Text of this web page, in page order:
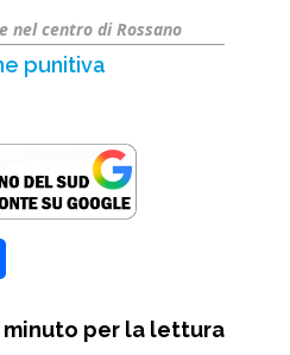
nel centro di Rossano
punitiva
n
minuto per la lettura